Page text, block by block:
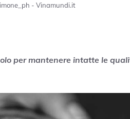
- Vinamundi.it
per mantenere intatte le